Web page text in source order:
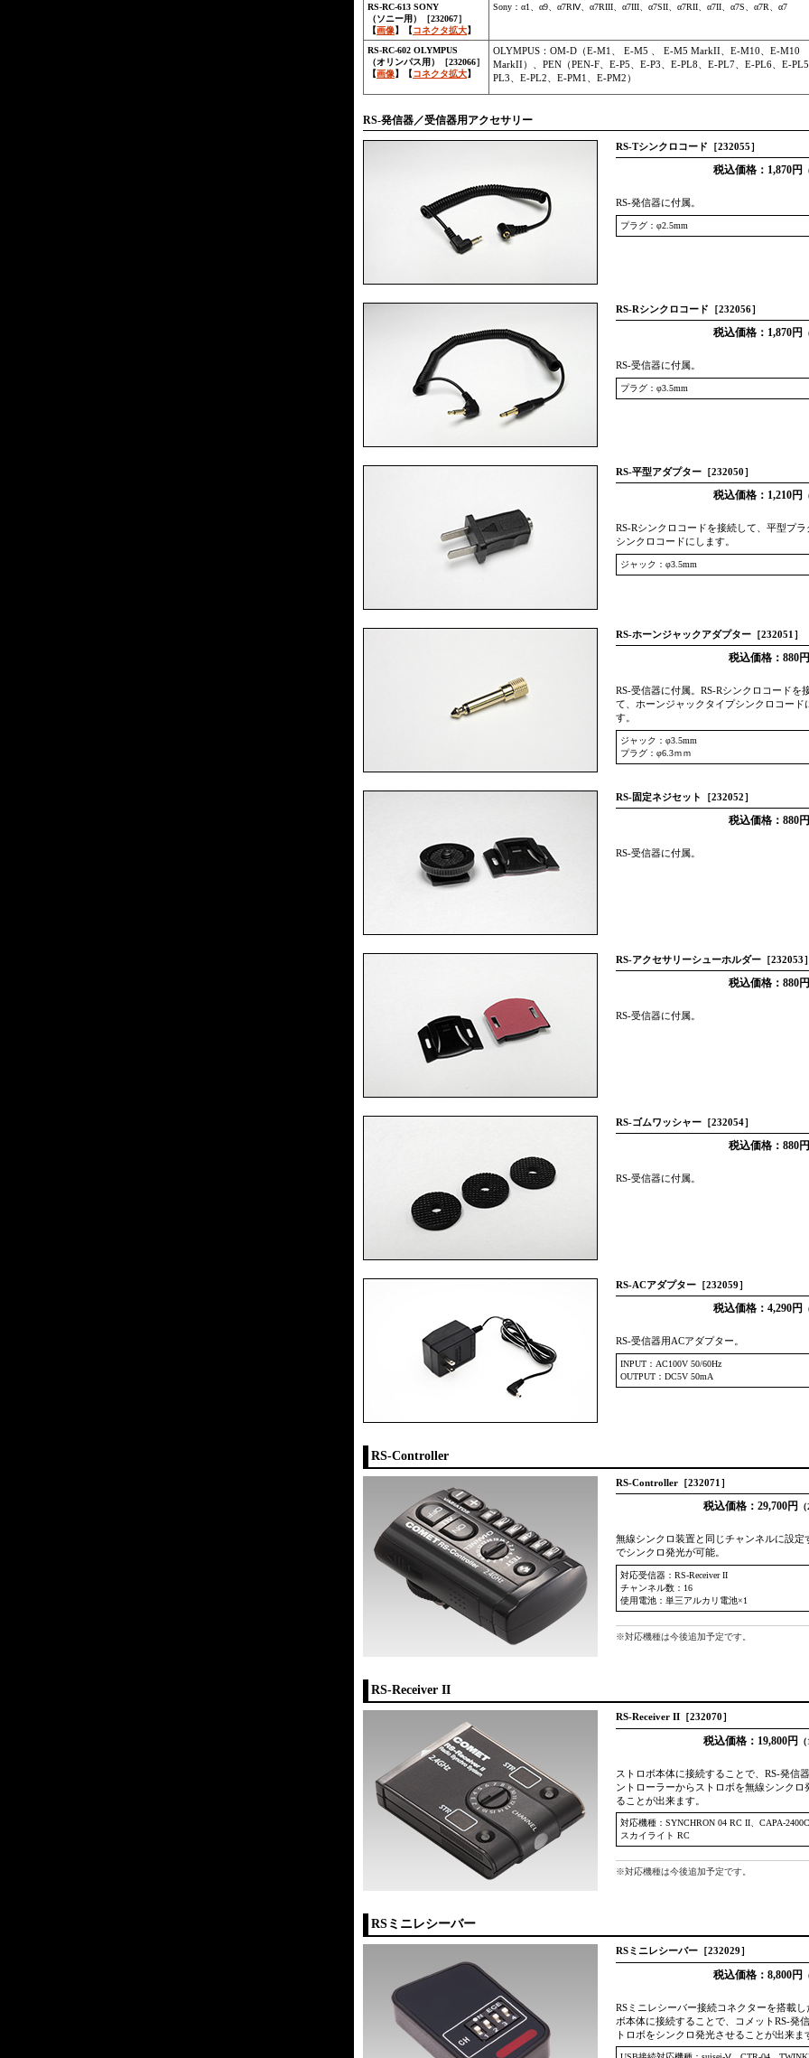
RS-RC-613 SONY
（ソニー用）［232067］
【画像】【コネクタ拡大】
Sony：α1、α9、α7RⅣ、α7RIII、α7III、α7SII、α7RII、α7II、α7S、α7R、α7
RS-RC-602 OLYMPUS
（オリンパス用）［232066］
【画像】【コネクタ拡大】
OLYMPUS：OM-D（E-M1、 E-M5 、 E-M5 MarkII、E-M10、E-M10
MarkII）、PEN（PEN-F、E-P5、E-P3、E-PL8、E-PL7、E-PL6、E-
PL3、E-PL2、E-PM1、E-PM2）
RS-発信器／受信器用アクセサリー
RS-Tシンクロコード［232055］
税込価格：1,870円
RS-発信器に付属。
プラグ：φ2.5mm
RS-Rシンクロコード［232056］
税込価格：1,870円
RS-受信器に付属。
プラグ：φ3.5mm
RS-平型アダプター［232050］
税込価格：1,210円
RS-Rシンクロコードを接続して、平型プラ
シンクロコードにします。
ジャック：φ3.5mm
RS-ホーンジャックアダプター［232051］
税込価格：880円
RS-受信器に付属。RS-Rシンクロコードを
て、ホーンジャックタイプシンクロコード
す。
ジャック：φ3.5mm
プラグ：φ6.3ｍｍ
RS-固定ネジセット［232052］
税込価格：880円
RS-受信器に付属。
RS-アクセサリーシューホルダー［232053］
税込価格：880円
RS-受信器に付属。
RS-ゴムワッシャー［232054］
税込価格：880円
RS-受信器に付属。
RS-ACアダプター［232059］
税込価格：4,290円
RS-受信器用ACアダプター。
INPUT：AC100V 50/60Hz
OUTPUT：DC5V 50mA
RS-Controller
RS-Controller［232071］
税込価格：29,700円
無線シンクロ装置と同じチャンネルに設定
でシンクロ発光が可能。
対応受信器： RS-Receiver II
チャンネル数：16
使用電池：単三アルカリ電池×1
※対応機種は今後追加予定です。
RS-Receiver II
RS-Receiver II［232070］
税込価格：19,800円
ストロボ本体に接続することで、RS-発信
ントローラーからストロボを無線シンクロ
ることが出来ます。
対応機種：SYNCHRON 04 RC II、CAPA-
スカイライト RC
※対応機種は今後追加予定です。
RSミニレシーバー
RSミニレシーバー［232029］
税込価格：8,800円
RSミニレシーバー接続コネクターを搭載し
ボ本体に接続することで、コメットRS-発
トロボをシンクロ発光させることが出来ま